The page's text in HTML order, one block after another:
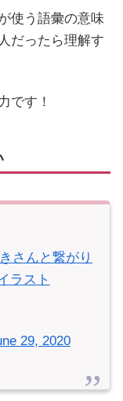
使う語彙の意味
だったら理解す
です！
さんと繋がり
ラスト
29, 2020